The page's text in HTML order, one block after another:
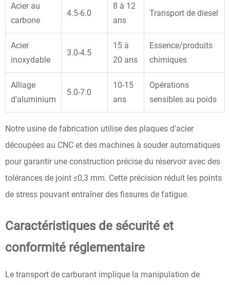
Acier au
carbone
4.5-6.0
8 à 12
ans
Transport de diesel
Acier
inoxydable
3.0-4.5
15 à
20 ans
Essence/produits
chimiques
Alliage
d'aluminium
5.0-7.0
10-15
ans
Opérations
sensibles au poids
Notre usine de fabrication utilise des plaques d'acier
découpées au CNC et des machines à souder automatiques
pour garantir une construction précise du réservoir avec des
tolérances de joint ≤0,3 mm. Cette précision réduit les points
de stress pouvant entraîner des fissures de fatigue.
Caractéristiques de sécurité et
conformité réglementaire
Le transport de carburant implique la manipulation de